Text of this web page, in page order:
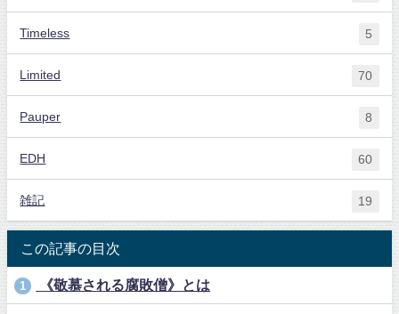
Timeless 5
Limited 70
Pauper 8
EDH 60
雑記 19
この記事の目次
1 《敬慕される腐敗僧》とは